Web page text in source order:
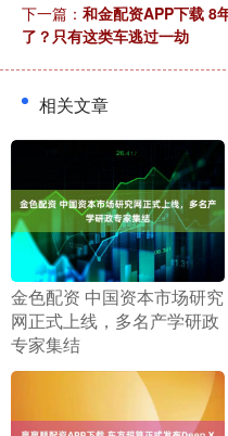
下一篇： 和金配资APP下载 8
了？只有这类车逃过一劫
相关文章
​金色配资 中国资本市场研究
网正式上线，多名产学研政
专家集结